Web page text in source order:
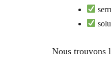
Nous trouvons